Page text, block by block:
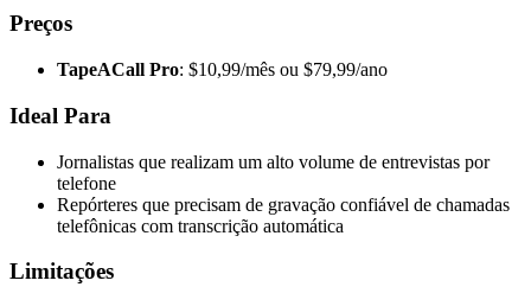
Preços
TapeACall Pro: $10,99/mês ou $79,99/ano
Ideal Para
Jornalistas que realizam um alto volume de entrevistas por
telefone
Repórteres que precisam de gravação confiável de chamadas
telefônicas com transcrição automática
Limitações